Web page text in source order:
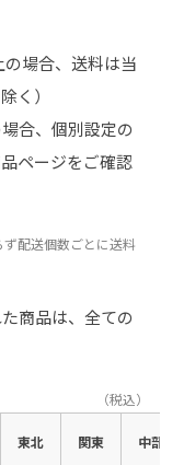
場合、送料は当
く）
合、個別設定の
ページをご確認
配送個数ごとに送料
商品は、全ての
（税込）
東北 関東 中部